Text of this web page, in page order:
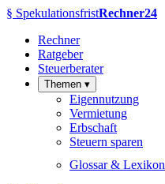
§ SpekulationsfristRechner24
Rechner
Ratgeber
Steuerberater
Themen ▾
Eigennutzung
Vermietung
Erbschaft
Steuern sparen
Glossar & Lexikon